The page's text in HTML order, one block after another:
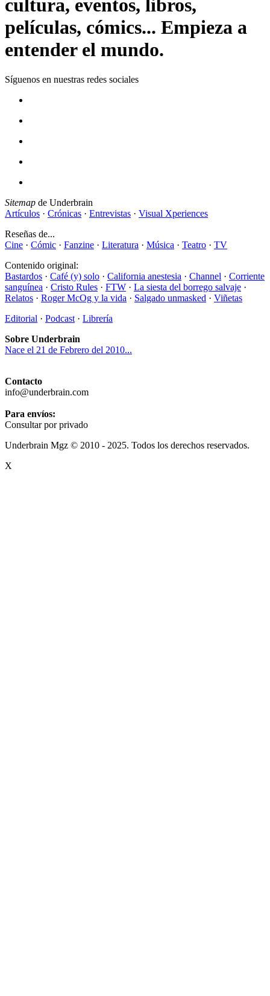
cultura, eventos, libros,
películas, cómics... Empieza a
entender el mundo.
Síguenos en nuestras redes sociales
Sitemap de Underbrain
Artículos · Crónicas · Entrevistas · Visual Xperiences
Reseñas de...
Cine · Cómic · Fanzine · Literatura · Música · Teatro · TV
Contenido original:
Bastardos · Café (y) solo · California anestesia · Channel · Corriente
sanguínea · Cristo Rules · FTW · La siesta del borrego salvaje ·
Relatos · Roger McOg y la vida · Salgado unmasked · Viñetas
Editorial · Podcast · Librería
Sobre Underbrain
Nace el 21 de Febrero del 2010...
Contacto
info@underbrain.com
Para envíos:
Consultar por privado
Underbrain Mgz © 2010 - 2025. Todos los derechos reservados.
X